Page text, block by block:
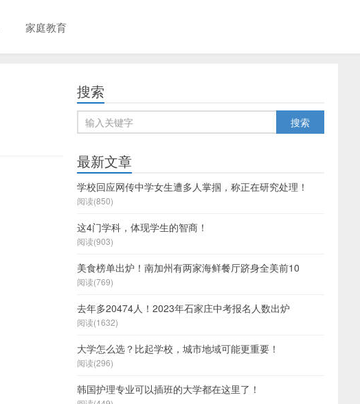
家庭教育
搜索
最新文章
学校回应网传中学女生遭多人掌掴，称正在研究处理！
阅读(850)
这4门学科，体现学生的智商！
阅读(903)
美食榜单出炉！南加州有两家海鲜餐厅跻身全美前10
阅读(769)
去年多20474人！2023年石家庄中考报名人数出炉
阅读(1632)
大学怎么选？比起学校，城市地域可能更重要！
阅读(296)
韩国护理专业可以插班的大学都在这里了！